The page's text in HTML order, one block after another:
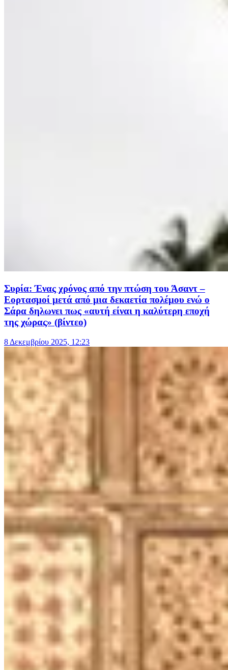
Συρία: Ένας χρόνος από την πτώση του Άσαντ –
Εορτασμοί μετά από μια δεκαετία πολέμου ενώ ο
Σάρα δηλωνει πως «αυτή είναι η καλύτερη εποχή
της χώρας» (βίντεο)
8 Δεκεμβρίου 2025, 12:23